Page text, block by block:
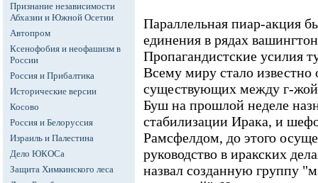
Признание независимости
Абхазии и Южной Осетии
Автопром
Ксенофобия и неофашизм в
России
Россия и Прибалтика
Исторические версии
Косово
Россия и Белоруссия
Израиль и Палестина
Дело ЮКОСа
Защита Химкинского леса
Параллельная пиар-акция
единения в рядах
Пропагандистские усилия
Всему миру стало известно
существующих между г-жой
Буш на прошлой неделе
стабилизации Ирака, и
Рамсфелдом, до этого
руководство в иракских
назвал созданную группу